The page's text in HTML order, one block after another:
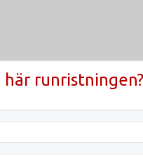
runristningen?